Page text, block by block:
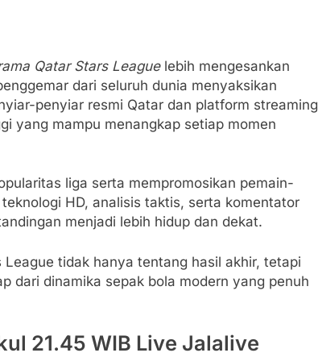
Qatar Stars Leaguelebih mengesankan
dari seluruh dunia menyaksikan
penyiar resmi Qatar dan platform streaming
yang mampu menangkap setiap momen
liga serta mempromosikan pemain-
HD, analisis taktis, serta komentator
menjadi lebih hidup dan dekat.
tidak hanya tentang hasil akhir, tetapi
dari dinamika sepak bola modern yang penuh
21.45 WIB Live Jalalive